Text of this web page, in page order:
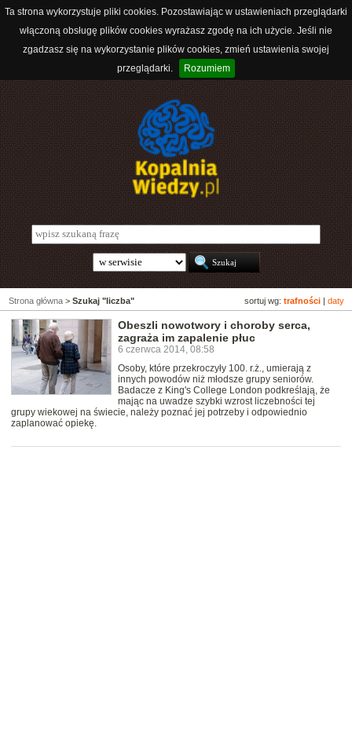
Ta strona wykorzystuje pliki cookies. Pozostawiając w ustawieniach przeglądarki
włączoną obsługę plików cookies wyrażasz zgodę na ich użycie. Jeśli nie
zgadzasz się na wykorzystanie plików cookies, zmień ustawienia swojej
przeglądarki.
Rozumiem
sortuj wg: trafności daty
Strona główna > Szukaj "liczba"
Obeszli nowotwory i choroby serca,
zagraża im zapalenie płuc
6 czerwca 2014, 08:58
Osoby, które przekroczyły 100. r.ż., umierają z
innych powodów niż młodsze grupy seniorów.
Badacze z King's College London podkreślają, że
mając na uwadze szybki wzrost liczebności tej
grupy wiekowej na świecie, należy poznać jej potrzeby i odpowiednio
zaplanować opiekę.